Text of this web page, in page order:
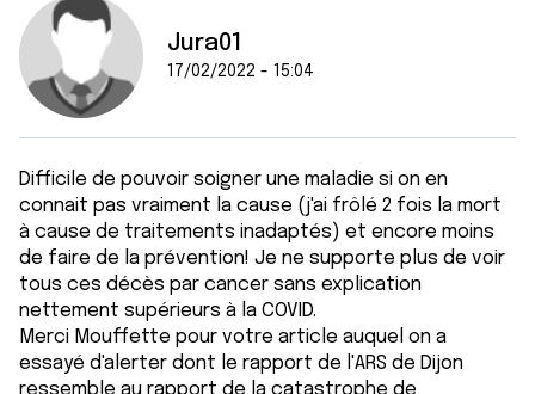
Jura01
17/02/2022 - 15:04
Difficile de pouvoir soigner une maladie si on en
connait pas vraiment la cause (j'ai frôlé 2 fois la mort
à cause de traitements inadaptés) et encore moins
de faire de la prévention! Je ne supporte plus de voir
tous ces décès par cancer sans explication
nettement supérieurs à la COVID.
Merci Mouffette pour votre article auquel on a
essayé d'alerter dont le rapport de l'ARS de Dijon
ressemble au rapport de la catastrophe de